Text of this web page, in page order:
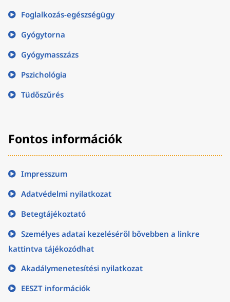
Foglalkozás-egészségügy
Gyógytorna
Gyógymasszázs
Pszichológia
Tüdőszűrés
Fontos információk
Impresszum
Adatvédelmi nyilatkozat
Betegtájékoztató
Személyes adatai kezeléséről bővebben a linkre
kattintva tájékozódhat
Akadálymenetesítési nyilatkozat
EESZT információk